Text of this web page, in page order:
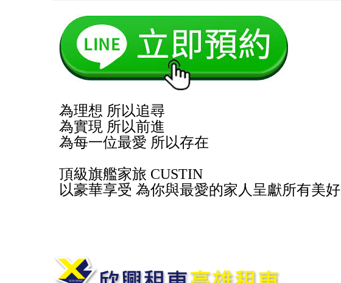
為理想 所以追尋
為實現 所以前進
為每一位最愛 所以存在
頂級旗艦家旅 CUSTIN
以豪華享受 為你與最愛的家人呈獻所有美好